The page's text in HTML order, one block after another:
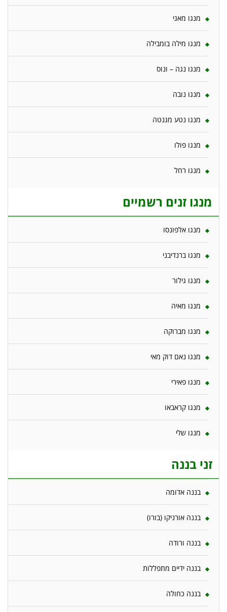
מנגו מאגי
מנגו מילה בומבילה
מנגו נגה – ונוס
מנגו נובה
מנגו נטע מגנטה
מנגו פולו
מנגו רחל
מנגו זנים רשמיים
מנגו אלפונסו
מנגו ברנדיבני
מנגו גילור
מנגו מאיה
מנגו מברוקה
מנגו נאם דוק מאי
מנגו פאירי
מנגו קראבאו
מנגו שלי
זני בננה
בננה אדומה
בננה אורניקו (בורו)
בננה ורודה
בננה ידיים מתפללות
בננה כחולה